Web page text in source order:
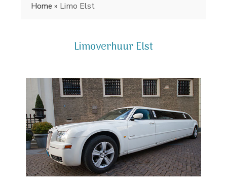
Home » Limo Elst
Limoverhuur Elst